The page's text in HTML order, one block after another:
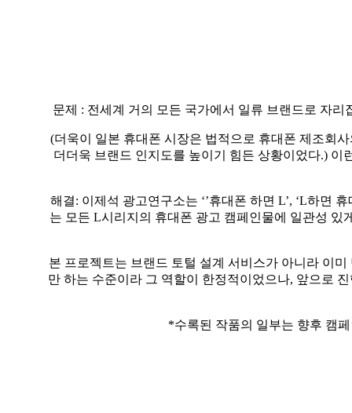
문제 : 전세계 거의 모든 국가에서 일류 브랜드로 자리
(더욱이 일본 휴대폰 시장은 법적으로 휴대폰 제조회
더더욱 브랜드 인지도를 높이기 힘든 상황이었다.) 이
해결: 이제석 광고연구소는 ‘’휴대폰 하면 L’, ‘L하면 휴
는 모든 L시리지의 휴대폰 광고 캠페인물에 일관성 있
본 프로젝트는 브랜드 토털 설계 서비스가 아니라 이
만 하는 수준이라 그 역할이 한정적이었으나, 앞으로
*수록된 작품의 일부는 향후 캠